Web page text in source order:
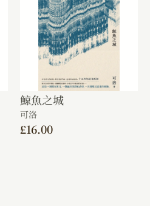
鯨魚之城
可洛
£16.00